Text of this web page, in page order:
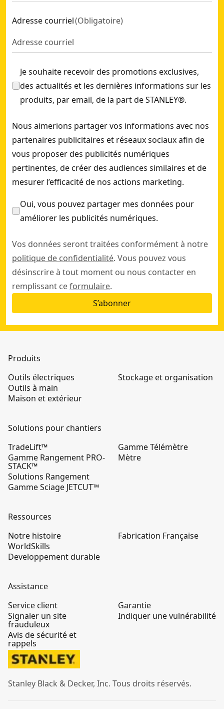
Adresse courriel(Obligatoire)
Je souhaite recevoir des promotions exclusives,
des actualités et les dernières informations sur les
produits, par email, de la part de STANLEY®.
Nous aimerions partager vos informations avec nos
partenaires publicitaires et réseaux sociaux afin de
vous proposer des publicités numériques
pertinentes, de créer des audiences similaires et de
mesurer l’efficacité de nos actions marketing.
Oui, vous pouvez partager mes données pour
améliorer les publicités numériques.
Vos données seront traitées conformément à notre
politique de confidentialité. Vous pouvez vous
désinscrire à tout moment ou nous contacter en
remplissant ceformulaire.
S’abonner
Produits
Outils électriques
Outils à main
Maison et extérieur
Stockage et organisation
Solutions pour chantiers
TradeLift™
Gamme Rangement PRO-
STACK™
Solutions Rangement
Gamme Sciage JETCUT™
Gamme Télémètre
Mètre
Ressources
Notre histoire
WorldSkills
Developpement durable
Fabrication Française
Assistance
Service client
Signaler un site
frauduleux
Avis de sécurité et
rappels
Garantie
Indiquer une vulnérabilité
Stanley Black & Decker, Inc. Tous droits réservés.